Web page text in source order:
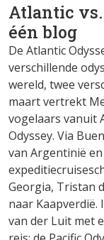
Atlantic vs.
één blog
De Atlantic
verschillende
wereld, twee
maart vertrekt
vogelaars vanuit
Odyssey. Via
van Argentinië
Georgia, Tristan
naar
van der Luit met